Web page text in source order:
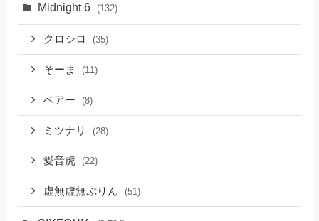
Midnight 6 (132)
クロシロ (35)
そーま (11)
ベアー (8)
ミツナリ (28)
愛音虎 (22)
虚無虚無ぷりん (51)